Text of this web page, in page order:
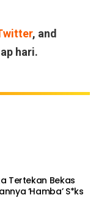
, and
hari.
Tertekan Bekas
‘Hamba’ S*ks